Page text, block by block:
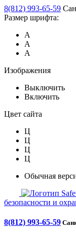
8(812) 993-65-59
Размер шрифта:
А
А
А
Изображения
Выключить
Включить
Цвет сайта
Ц
Ц
Ц
Ц
Обычная
безопасности и
8(812) 993-65-59